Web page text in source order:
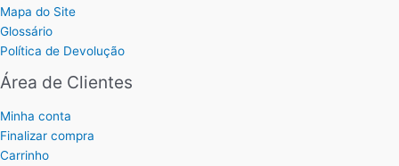
Mapa do Site
Glossário
Política de Devolução
Área de Clientes
Minha conta
Finalizar compra
Carrinho